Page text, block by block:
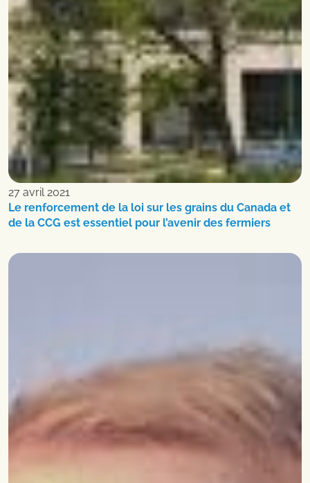
27 avril 2021
Le renforcement de la loi sur les grains du Canada et
de la CCG est essentiel pour l’avenir des fermiers